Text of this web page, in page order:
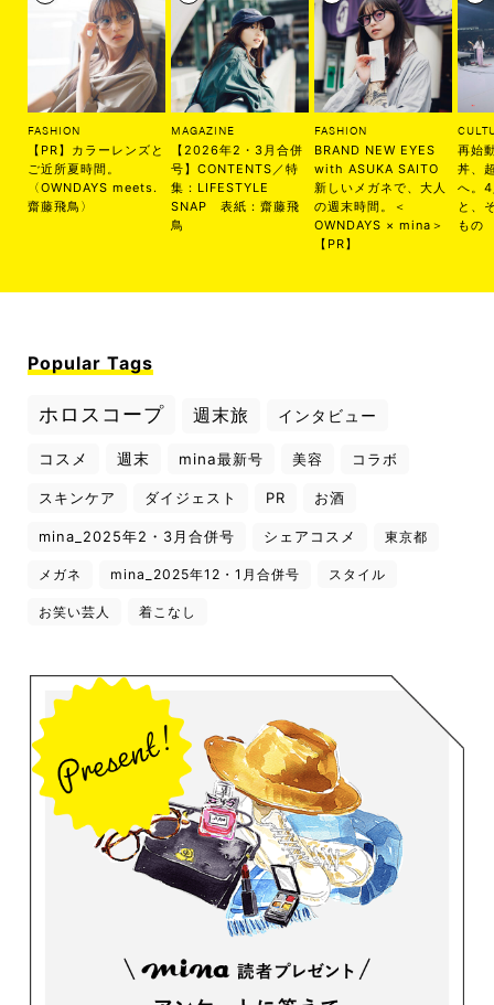
FASHION
【PR】カラーレンズと
ご近所夏時間。
〈OWNDAYS meets.
齋藤飛鳥〉
MAGAZINE
【2026年2・3月合併
号】CONTENTS／特
集：LIFESTYLE
SNAP 表紙：齋藤飛
鳥
FASHION
BRAND NEW EYES
with ASUKA SAITO
新しいメガネで、大人
の週末時間。＜
OWNDAYS × mina＞
【PR】
再始
丼、
へ。
と、
もの
Popular Tags
ホロスコープ 週末旅 インタビュー
コスメ 週末 mina最新号 美容 コラボ
スキンケア ダイジェスト PR お酒
mina_2025年2・3月合併号 シェアコスメ 東京都
メガネ mina_2025年12・1月合併号 スタイル
お笑い芸人 着こなし